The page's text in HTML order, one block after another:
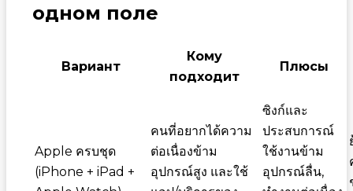
одном поле
Вариант
Кому
подходит
Плюсы
Apple ครบชุด
(iPhone + iPad +
คนที่อยากได้ความ
ต่อเนื่องข้าม
อุปกรณ์สูง และใช้
ซิงก์และ
ประสบการณ์
ใช้งานข้าม
อุปกรณ์ลื่น,